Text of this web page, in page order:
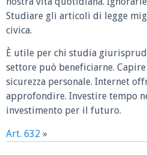
Studiare gli articoli di legge
civica.
È utile per chi studia
settore può beneficiarne.
sicurezza personale. Internet
approfondire. Investire tempo
investimento per il futuro.
Art. 632 »